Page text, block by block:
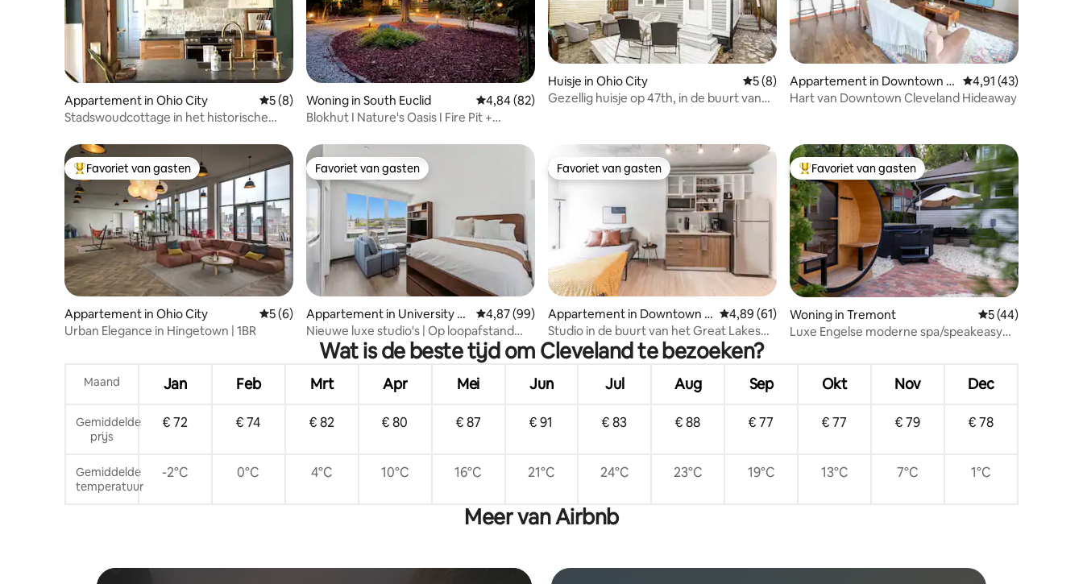
Appartement in Ohio City Gemiddelde beoordeling van 5 op 5, 8 recensies
5 (8)
Stadswoudcottage in het historische
Woning in South Euclid Gemiddelde beoordeling van 4,84 op 5, 82 recensies
4,84 (82)
Blokhut I Nature's Oasis I Fire Pit +
Huisje in Ohio City Gemiddelde beoordeling van 5 op 5, 8 recensies
5 (8)
Gezellig huisje op 47th, in de buurt van
Appartement in Downtown C
leveland
Gemiddelde
4,91 (43)
Hart van Downtown Cleveland Hideaway
Topfavoriet van gasten
Favoriet van gasten
Appartement in Ohio City Gemiddelde beoordeling van 5 op 5, 6 recensies
5 (6)
Urban Elegance in Hingetown | 1BR
Favoriet van gasten
Favoriet van gasten
Appartement in University Ci
rcle
Gemiddelde beoordeling van 4,87 op 5, 99 recensies
4,87 (99)
Nieuwe luxe studio's | Op loopafstand
van de Cleveland Clinic
Favoriet van gasten
Favoriet van gasten
Appartement in Downtown C
leveland
Gemiddelde beoordeling van 4,89 op 5, 61 recensies
4,89 (61)
Studio in de buurt van het Great Lakes
Science Center
Topfavoriet van gasten
Favoriet van gasten
Woning in Tremont Gemiddelde
5 (44)
Luxe Engelse moderne spa/speakeasy
Wat is de beste tijd om Cleveland te bezoeken?
Maand Jan Feb Mrt Apr Mei Jun Jul Aug Sep Okt Nov Dec
Gemiddelde
prijs
€ 72 € 74 € 82 € 80 € 87 € 91 € 83 € 88 € 77 € 77 € 79 € 78
Gemiddelde
temperatuur
-2°C 0°C 4°C 10°C 16°C 21°C 24°C 23°C 19°C 13°C 7°C 1°C
Meer van Airbnb